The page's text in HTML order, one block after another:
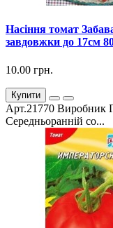
Насіння томат
завдовжки до 17см
10.00 грн.
Купити
Арт.21770 Виробник
Середньоранній со...